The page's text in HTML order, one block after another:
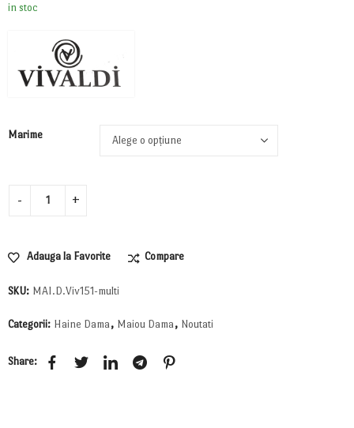
in stoc
Marime
Adauga la Favorite Compare
SKU: MAI.D.Viv151-multi
Categorii: Haine Dama , Maiou Dama , Noutati
Share: